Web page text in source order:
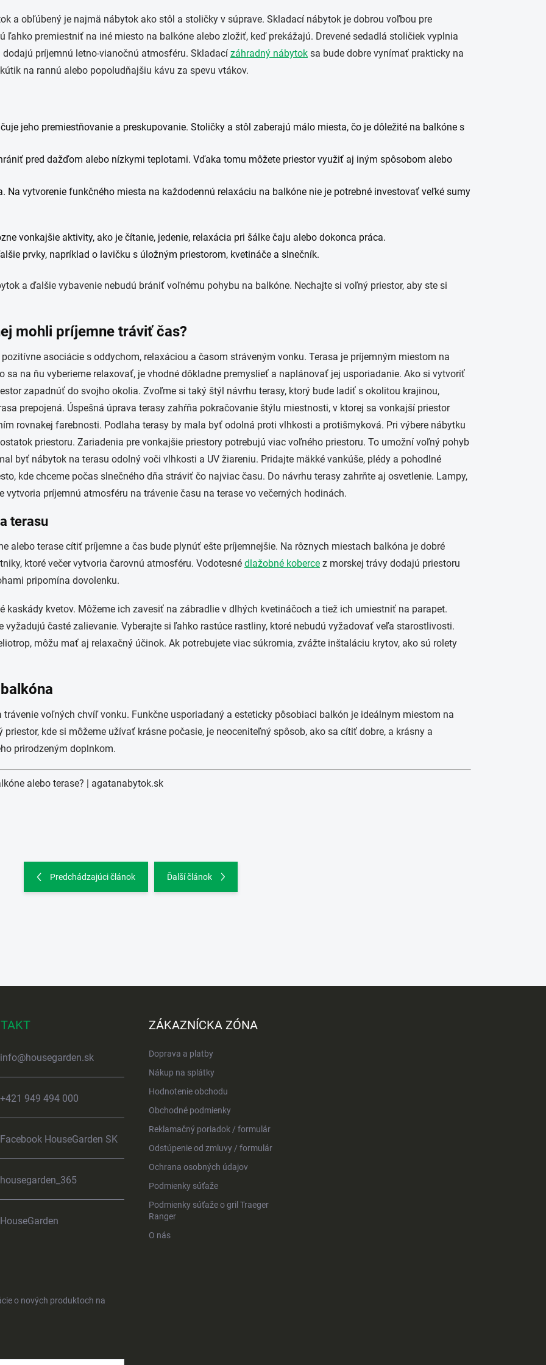
a obľúbený je najmä nábytok ako stôl a stoličky v súprave. Skladací nábytok je dobrou voľbou pre
ľahko premiestniť na iné miesto na balkóne alebo zložiť, keď prekážajú. Drevené sedadlá stoličiek vyplnia
príjemnú letno-vianočnú atmosféru. Skladací záhradný nábytok sa bude dobre vynímať prakticky na
na rannú alebo popoludňajšiu kávu za spevu vtákov.
jeho premiestňovanie a preskupovanie. Stoličky a stôl zaberajú málo miesta, čo je dôležité na balkóne s
pred dažďom alebo nízkymi teplotami. Vďaka tomu môžete priestor využiť aj iným spôsobom alebo
Na vytvorenie funkčného miesta na každodennú relaxáciu na balkóne nie je potrebné investovať veľké sumy
vonkajšie aktivity, ako je čítanie, jedenie, relaxácia pri šálke čaju alebo dokonca práca.
prvky, napríklad o lavičku s úložným priestorom, kvetináče a slnečník.
a ďalšie vybavenie nebudú brániť voľnému pohybu na balkóne. Nechajte si voľný priestor, aby ste si
mohli príjemne tráviť čas?
asociácie s oddychom, relaxáciou a časom stráveným vonku. Terasa je príjemným miestom na
sa na ňu vyberieme relaxovať, je vhodné dôkladne premyslieť a naplánovať jej usporiadanie. Ako si vytvoriť
zapadnúť do svojho okolia. Zvoľme si taký štýl návrhu terasy, ktorý bude ladiť s okolitou krajinou,
prepojená. Úspešná úprava terasy zahŕňa pokračovanie štýlu miestnosti, v ktorej sa vonkajší priestor
rovnakej farebnosti. Podlaha terasy by mala byť odolná proti vlhkosti a protišmyková. Pri výbere nábytku
priestoru. Zariadenia pre vonkajšie priestory potrebujú viac voľného priestoru. To umožní voľný pohyb
byť nábytok na terasu odolný voči vlhkosti a UV žiareniu. Pridajte mäkké vankúše, plédy a pohodlné
kde chceme počas slnečného dňa stráviť čo najviac času. Do návrhu terasy zahrňte aj osvetlenie. Lampy,
príjemnú atmosféru na trávenie času na terase vo večerných hodinách.
terasu
alebo terase cítiť príjemne a čas bude plynúť ešte príjemnejšie. Na rôznych miestach balkóna je dobré
ktoré večer vytvoria čarovnú atmosféru. Vodotesné dlažobné koberce z morskej trávy dodajú priestoru
pripomína dovolenku.
kaskády kvetov. Môžeme ich zavesiť na zábradlie v dlhých kvetináčoch a tiež ich umiestniť na parapet.
vyžadujú časté zalievanie. Vyberajte si ľahko rastúce rastliny, ktoré nebudú vyžadovať veľa starostlivosti.
môžu mať aj relaxačný účinok. Ak potrebujete viac súkromia, zvážte inštaláciu krytov, ako sú rolety
voľných chvíľ vonku. Funkčne usporiadaný a esteticky pôsobiaci balkón je ideálnym miestom na
kde si môžeme užívať krásne počasie, je neoceniteľný spôsob, ako sa cítiť dobre, a krásny a
prirodzeným doplnkom.
alebo terase? | agatanabytok.sk
Predchádzajúci článok Ďalší článok
info@housegarden.sk
+421 949 494 000
Facebook HouseGarden SK
housegarden_365
HouseGarden
ZÁKAZNÍCKA ZÓNA
Doprava a platby
Nákup na splátky
Hodnotenie obchodu
Obchodné podmienky
Reklamačný poriadok / formulár
Odstúpenie od zmluvy / formulár
Ochrana osobných údajov
Podmienky súťaže
Podmienky súťaže o gril Traeger
Ranger
O nás
o nových produktoch na